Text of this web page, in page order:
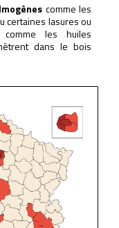
comme les
certaines lasures ou
comme les huiles
dans le bois